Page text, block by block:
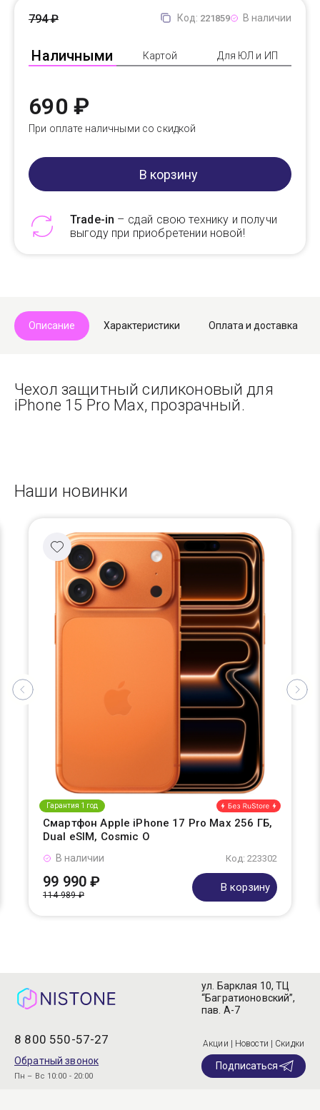
Код: 221859 В наличии
Наличными Картой Для ЮЛ и ИП
794 ₽
690 ₽
При оплате наличными со скидкой
В корзину
Trade-in – сдай свою технику и получи
выгоду при приобретении новой!
Описание Характеристики Оплата и доставка
Чехол защитный силиконовый для
iPhone 15 Pro Max, прозрачный.
Наши новинки
Гарантия 1 год
Смартфон Apple iPhone 17 Pro Max 256 ГБ,
Dual eSIM, Cosmic O
Код: 223302
В наличии
99 990 ₽
114 989 ₽
В корзину
8 800 550-57-27
Обратный звонок
Пн – Вс 10:00 - 20:00
ул. Барклая 10, ТЦ
“Багратионовский”,
пав. А-7
Акции | Новости | Скидки
Подписаться